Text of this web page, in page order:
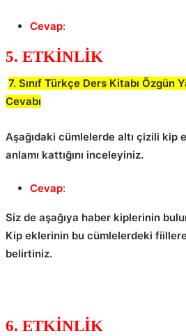
Cevap:
5. ETKİNLİK
7. Sınıf Türkçe Ders Kitabı Özgün
Cevabı
Aşağıdaki cümlelerde altı çizili kip
anlamı kattığını inceleyiniz.
Cevap:
Siz de aşağıya haber kiplerinin
Kip eklerinin bu cümlelerdeki fiillere
belirtiniz.
6. ETKİNLİK